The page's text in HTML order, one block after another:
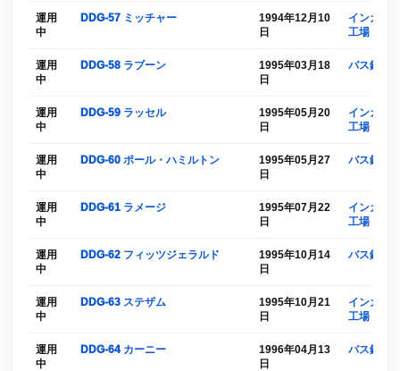
運用
中
DDG-57 ミッチャー
1994年12月10
日
インガル
工場
運用
中
DDG-58 ラブーン
1995年03月18
日
バス鉄工
運用
中
DDG-59 ラッセル
1995年05月20
日
インガル
工場
運用
中
DDG-60 ポール・ハミルトン
1995年05月27
日
バス鉄工
運用
中
DDG-61 ラメージ
1995年07月22
日
インガル
工場
運用
中
DDG-62 フィッツジェラルド
1995年10月14
日
バス鉄工
運用
中
DDG-63 ステザム
1995年10月21
日
インガル
工場
運用
中
DDG-64 カーニー
1996年04月13
日
バス鉄工